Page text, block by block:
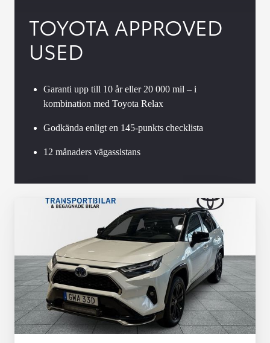
TOYOTA APPROVED
USED
Garanti upp till 10 år eller 20 000 mil – i
kombination med Toyota Relax
Godkända enligt en 145-punkts checklista
12 månaders vägassistans